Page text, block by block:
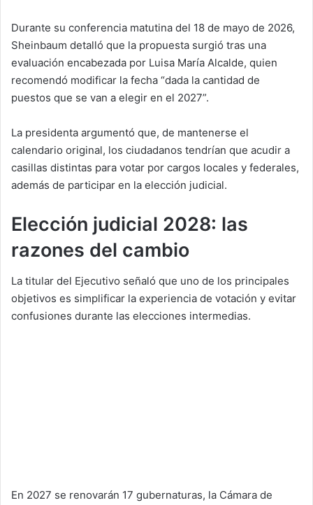
Durante su conferencia matutina del 18 de mayo de 2026,
Sheinbaum detalló que la propuesta surgió tras una
evaluación encabezada por Luisa María Alcalde, quien
recomendó modificar la fecha “dada la cantidad de
puestos que se van a elegir en el 2027”.
La presidenta argumentó que, de mantenerse el
calendario original, los ciudadanos tendrían que acudir a
casillas distintas para votar por cargos locales y federales,
además de participar en la elección judicial.
Elección judicial 2028: las
razones del cambio
La titular del Ejecutivo señaló que uno de los principales
objetivos es simplificar la experiencia de votación y evitar
confusiones durante las elecciones intermedias.
En 2027 se renovarán 17 gubernaturas, la Cámara de